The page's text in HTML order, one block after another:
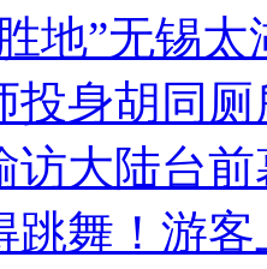
地”无锡
投身胡同
访大陆台
跳舞！游客